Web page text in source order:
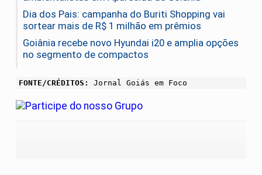
Dia dos Pais: campanha do Buriti Shopping vai
sortear mais de R$ 1 milhão em prêmios
Goiânia recebe novo Hyundai i20 e amplia opções
no segmento de compactos
FONTE/CRÉDITOS: Jornal Goiás em Foco